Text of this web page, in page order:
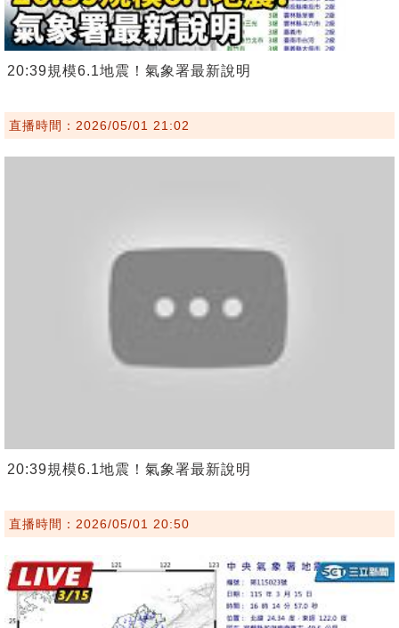
20:39規模6.1地震！氣象署最新說明
直播時間：2026/05/01 21:02
20:39規模6.1地震！氣象署最新說明
直播時間：2026/05/01 20:50